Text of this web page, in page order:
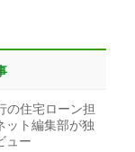
の住宅ローン担
ット編集部が独
ュー